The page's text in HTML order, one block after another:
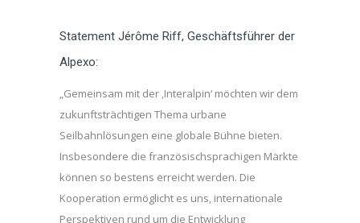
Statement Jérôme Riff, Geschäftsführer der
Alpexo:
„Gemeinsam mit der ‚Interalpin‘ möchten wir dem
zukunftsträchtigen Thema urbane
Seilbahnlösungen eine globale Bühne bieten.
Insbesondere die französischsprachigen Märkte
können so bestens erreicht werden. Die
Kooperation ermöglicht es uns, internationale
Perspektiven rund um die Entwicklung